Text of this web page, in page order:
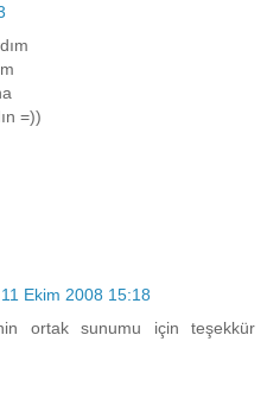
=))
11 Ekim 2008 15:18
ortak sunumu için teşekkür